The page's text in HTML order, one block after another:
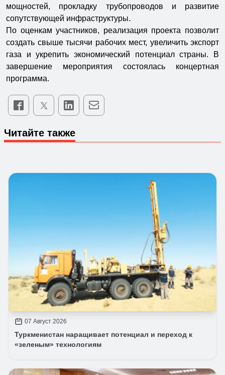
мощностей, прокладку трубопроводов и развитие
сопутствующей инфраструктуры.
По оценкам участников, реализация проекта позволит
создать свыше тысячи рабочих мест, увеличить экспорт
газа и укрепить экономический потенциал страны. В
завершение мероприятия состоялась концертная
программа.
Читайте также
07 Август 2026
Туркменистан наращивает потенциал и переход к
«зеленым» технологиям